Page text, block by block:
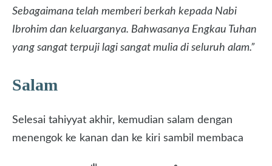
Sebagaimana telah memberi berkah kepada Nabi
Ibrohim dan keluarganya. Bahwasanya Engkau Tuhan
yang sangat terpuji lagi sangat mulia di seluruh alam.”
Salam
Selesai tahiyyat akhir, kemudian salam dengan
menengok ke kanan dan ke kiri sambil membaca